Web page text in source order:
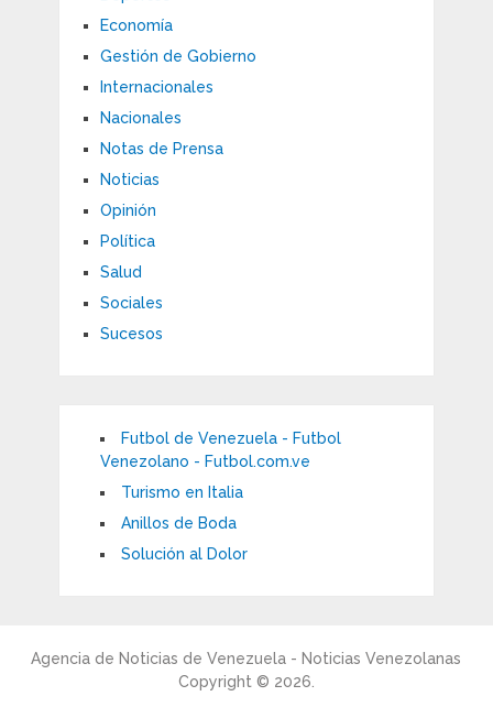
Economía
Gestión de Gobierno
Internacionales
Nacionales
Notas de Prensa
Noticias
Opinión
Política
Salud
Sociales
Sucesos
Futbol de Venezuela - Futbol
Venezolano - Futbol.com.ve
Turismo en Italia
Anillos de Boda
Solución al Dolor
Agencia de Noticias de Venezuela - Noticias Venezolanas
Copyright © 2026.